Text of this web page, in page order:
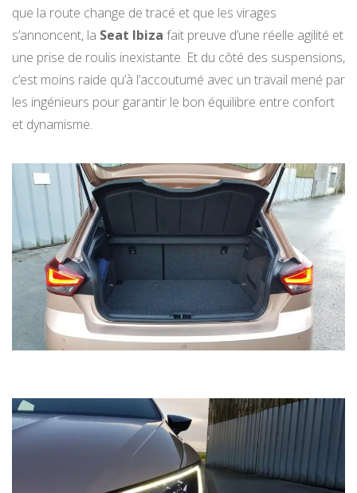
que la route change de tracé et que les virages
s’annoncent, la Seat Ibiza fait preuve d’une réelle agilité et
une prise de roulis inexistante. Et du côté des suspensions,
c’est moins raide qu’à l’accoutumé avec un travail mené par
les ingénieurs pour garantir le bon équilibre entre confort
et dynamisme.